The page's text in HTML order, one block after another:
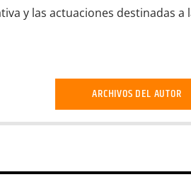
y las actuaciones destinadas a
ARCHIVOS DEL AUTOR